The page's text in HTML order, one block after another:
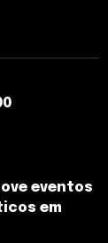
eventos
em